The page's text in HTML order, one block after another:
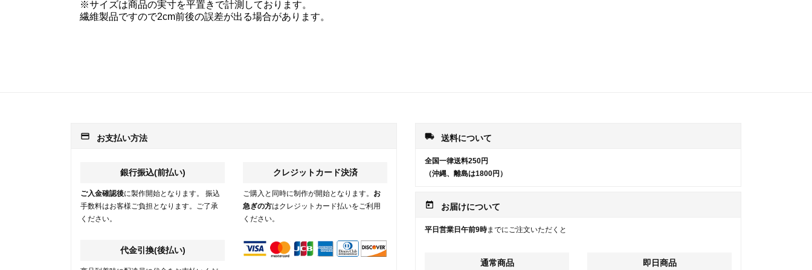
※サイズは商品の実寸を平置きで計測しております。
繊維製品ですので2cm前後の誤差が出る場合があります。
payment お支払い方法
銀行振込(前払い)
ご入金確認後に製作開始となります。 振込
手数料はお客様ご負担となります。ご了承
ください。
代金引換(後払い)
クレジットカード決済
ご購入と同時に制作が開始となります。 お
急ぎの方はクレジットカード払いをご利用
ください。
local_shipping 送料について
全国一律送料250円
（沖縄、離島は1800円）
today お届けについて
平日営業日午前9時までにご注文いただくと
通常商品 即日商品